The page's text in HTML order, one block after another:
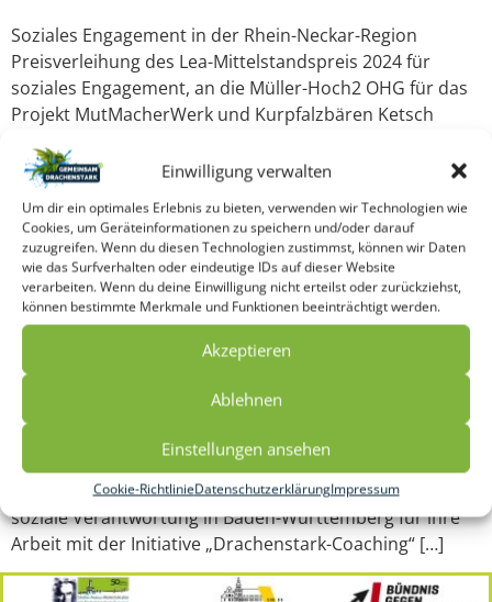
Einwilligung verwalten
Um dir ein optimales Erlebnis zu bieten, verwenden wir Technologien wie
Cookies, um Geräteinformationen zu speichern und/oder darauf
zuzugreifen. Wenn du diesen Technologien zustimmst, können wir Daten
wie das Surfverhalten oder eindeutige IDs auf dieser Website
verarbeiten. Wenn du deine Einwilligung nicht erteilst oder zurückziehst,
können bestimmte Merkmale und Funktionen beeinträchtigt werden.
Akzeptieren
Ablehnen
Einstellungen ansehen
Cookie-RichtlinieDatenschutzerklärungImpressum
Soziales Engagement in der Rhein-Neckar-Region
Preisverleihung des Lea-Mittelstandspreis 2024 für
soziales Engagement, an die Müller-Hoch2 OHG für das
Projekt MutMacherWerk und Kurpfalzbären Ketsch
Mittelstandspreis, MutMacherWerk und Kurpfalzbären
Ketsch Stuttgart, Juni 2024 – Soziales Engagement spielt
eine zentrale Rolle in unserer Gesellschaft. Besonders
lokale Initiativen und Projekte sind es, die durch […]
Auszeichnung LEA-Mittelstandspreis 2023
Ausgezeichnet vom LEA Mittelstandspreis Projekt: Starke
Menschen – Starker Handball Auszeichnung „Sozial
engagiert“: Müller-Hoch2 OHG im Rahmen des
Mittelstandspreises für soziale Verantwortung in Baden-
Württemberg geehrt Stuttgart, 05.Juli 2023 – Die Müller-
Hoch2 OHG ist stolz darauf, die Auszeichnung „Sozial
engagiert“ im Rahmen des Mittelstandspreises für
soziale Verantwortung in Baden-Württemberg für ihre
Arbeit mit der Initiative „Drachenstark-Coaching“ […]